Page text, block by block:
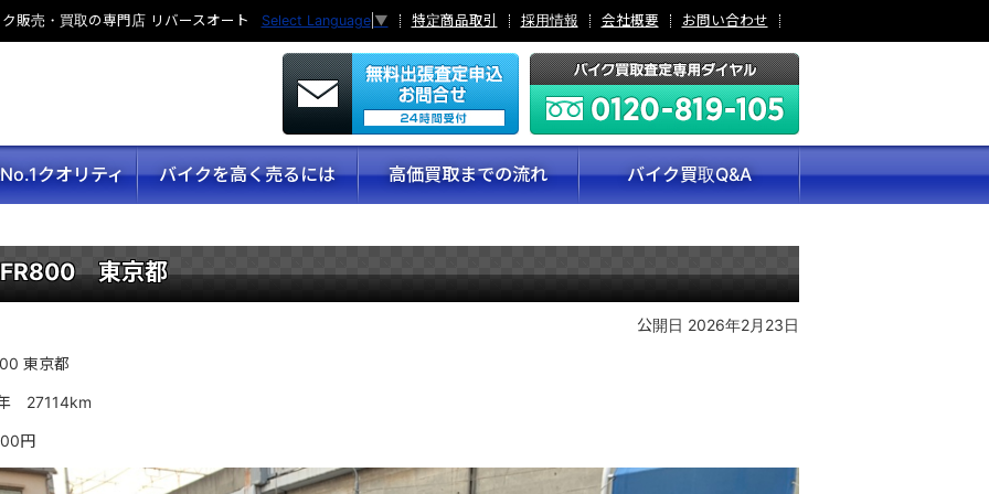
販売・買取の専門店 リバースオート Select Language ▼ 特定商品取引 採用情報 会社概要 お問い合わせ
クオリティ バイクを高く売るには 高価買取までの流れ バイク買取Q&A
東京都
公開日 2026年2月23日
東京都
27114km
円